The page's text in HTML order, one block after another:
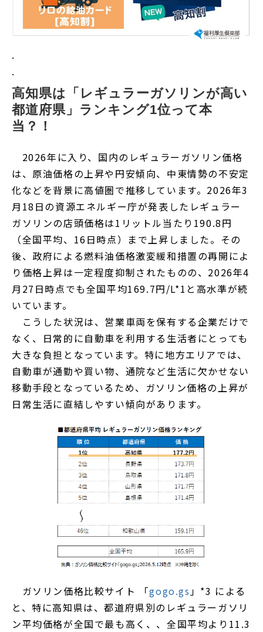
.
.
高知県は「レギュラーガソリンが高い
都道府県」ランキング1位って本
当？！
2026年に入り、国内のレギュラーガソリン価格
は、原油価格の上昇や円安傾向、中東情勢の不安定
化などを背景に高値圏で推移しています。2026年3
月18日の資源エネルギー庁が発表したレギュラー
ガソリンの店頭価格は1リットル当たり190.8円
（全国平均、16日時点）まで上昇しました。その
後、政府による燃料油価格激変緩和措置の再開によ
り価格上昇は一定程度抑制されたものの、2026年4
月27日時点でも全国平均169.7円/L*1と高水準が続
いています。
こうした状況は、営業車両を保有する企業だけで
なく、日常的に自動車を利用する生活者にとっても
大きな負担となっています。特に地方エリアでは、
自動車が通勤や買い物、通院など生活に欠かせない
移動手段となっているため、ガソリン価格の上昇が
日常生活に直結しやすい傾向があります。
ガソリン価格比較サイト 「gogo.gs」*3 による
と、特に高知県は、都道府県別のレギュラーガソリ
ン平均価格が全国で最も高く、、全国平均より11.3